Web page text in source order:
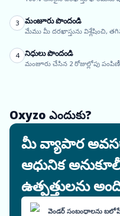
3 మంజూరు పొందండి
మేము మీ దరఖాస్తును విశ్లేషించి,
4 నిధులు పొందండి
మంజూరు చేసిన 2 రోజుల్లోపు
Oxyzo ఎందుకు?
మీ వ్యాపార
ఆధునిక
ఉత్పత్తులను
వెండర్ సంబంధాలను